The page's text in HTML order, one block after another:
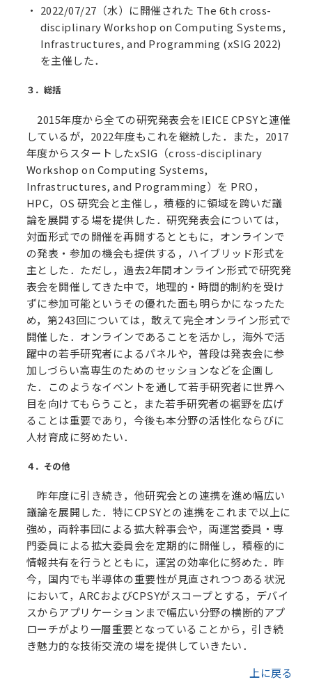
2022/07/27（水）に開催された The 6th cross-
disciplinary Workshop on Computing Systems,
Infrastructures, and Programming (xSIG 2022)
を主催した．
３．総括
2015年度から全ての研究発表会をIEICE CPSYと連催
しているが，2022年度もこれを継続した．また，2017
年度からスタートしたxSIG（cross-disciplinary
Workshop on Computing Systems,
Infrastructures, and Programming）を PRO，
HPC，OS 研究会と主催し，積極的に領域を跨いだ議
論を展開する場を提供した．研究発表会については，
対面形式での開催を再開するとともに，オンラインで
の発表・参加の機会も提供する，ハイブリッド形式を
主とした．ただし，過去2年間オンライン形式で研究発
表会を開催してきた中で，地理的・時間的制約を受け
ずに参加可能というその優れた面も明らかになったた
め，第243回については，敢えて完全オンライン形式で
開催した．オンラインであることを活かし，海外で活
躍中の若手研究者によるパネルや，普段は発表会に参
加しづらい高専生のためのセッションなどを企画し
た．このようなイベントを通して若手研究者に世界へ
目を向けてもらうこと，また若手研究者の裾野を広げ
ることは重要であり，今後も本分野の活性化ならびに
人材育成に努めたい．
４．その他
昨年度に引き続き，他研究会との連携を進め幅広い
議論を展開した．特にCPSYとの連携をこれまで以上に
強め，両幹事団による拡大幹事会や，両運営委員・専
門委員による拡大委員会を定期的に開催し，積極的に
情報共有を行うとともに，運営の効率化に努めた．昨
今，国内でも半導体の重要性が見直されつつある状況
において，ARCおよびCPSYがスコープとする，デバイ
スからアプリケーションまで幅広い分野の横断的アプ
ローチがより一層重要となっていることから，引き続
き魅力的な技術交流の場を提供していきたい．
上に戻る